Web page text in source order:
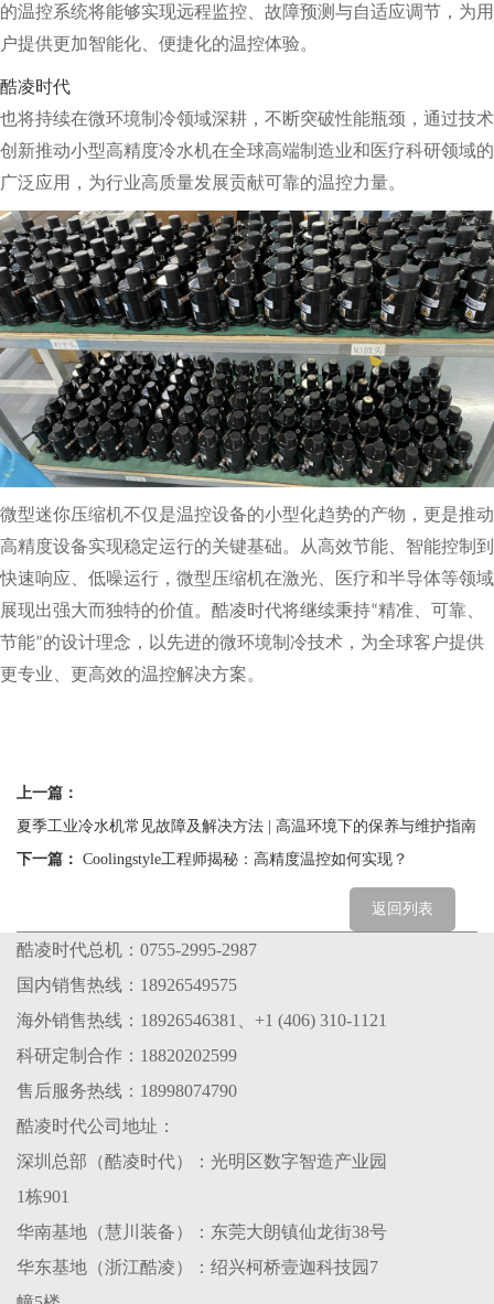
的温控系统将能够实现远程监控、故障预测与自适应调节，为用
户提供更加智能化、便捷化的温控体验。
酷凌时代
也将持续在微环境制冷领域深耕，不断突破性能瓶颈，通过技术
创新推动小型高精度冷水机在全球高端制造业和医疗科研领域的
广泛应用，为行业高质量发展贡献可靠的温控力量。
微型迷你压缩机不仅是温控设备的小型化趋势的产物，更是推动
高精度设备实现稳定运行的关键基础。从高效节能、智能控制到
快速响应、低噪运行，微型压缩机在激光、医疗和半导体等领域
展现出强大而独特的价值。酷凌时代将继续秉持“精准、可靠、
节能”的设计理念，以先进的微环境制冷技术，为全球客户提供
更专业、更高效的温控解决方案。
上一篇：
夏季工业冷水机常见故障及解决方法 | 高温环境下的保养与维护指南
下一篇： Coolingstyle工程师揭秘：高精度温控如何实现？
返回列表
酷凌时代总机：0755-2995-2987
国内销售热线：18926549575
海外销售热线：18926546381、+1 (406) 310-1121
科研定制合作：18820202599
售后服务热线：18998074790
酷凌时代公司地址：
深圳总部（酷凌时代）：光明区数字智造产业园
1栋901
华南基地（慧川装备）：东莞大朗镇仙龙街38号
华东基地（浙江酷凌）：绍兴柯桥壹迦科技园7